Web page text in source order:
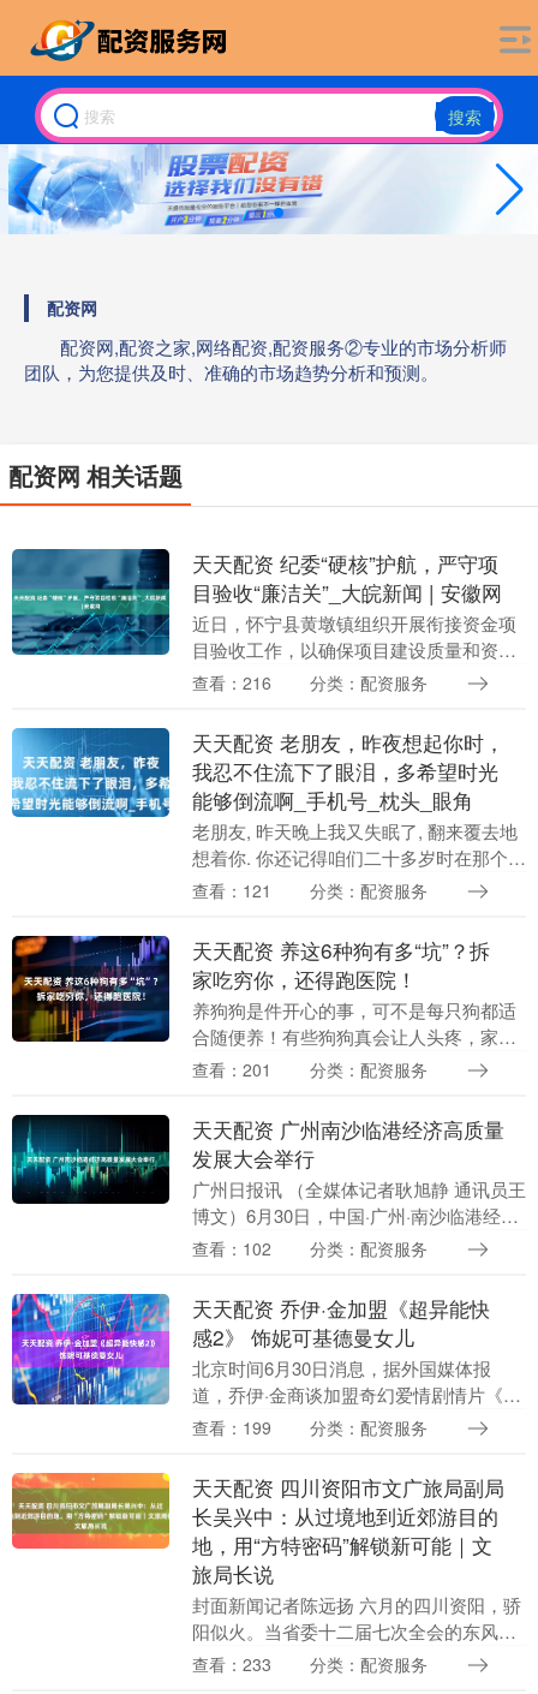
搜索
配资网
配资网,配资之家,网络配资,配资服务②专业的市场分析师
团队，为您提供及时、准确的市场趋势分析和预测。
配资网 相关话题
天天配资 纪委“硬核”护航，严守项
目验收“廉洁关”_大皖新闻 | 安徽网
近日，怀宁县黄墩镇组织开展衔接资金项
目验收工作，以确保项目建设质量和资金
使用效益。本次验收工作由分管副镇长带
与，其中镇纪委深度....
查看：216 分类：配资服务
天天配资 老朋友，昨夜想起你时，
我忍不住流下了眼泪，多希望时光
能够倒流啊_手机号_枕头_眼角
老朋友, 昨天晚上我又失眠了, 翻来覆去地
想着你. 你还记得咱们二十多岁时在那个小
饭馆里喝酒的样子吗?你总是 一杯接一杯 ,
查看：121 分类：配资服务
天天配资 养这6种狗有多“坑”？拆
家吃穷你，还得跑医院！
养狗狗是件开心的事，可不是每只狗都适
合随便养！有些狗狗真会让人头疼，家里
乱糟糟、钱包空荡荡不说，还得考验你的
惹”的狗狗，养之前....
查看：201 分类：配资服务
天天配资 广州南沙临港经济高质量
发展大会举行
广州日报讯 （全媒体记者耿旭静 通讯员王
博文）6月30日，中国·广州·南沙临港经济
高质量发展大会举办，境内外临港经济发
谋向海....
查看：102 分类：配资服务
天天配资 乔伊·金加盟《超异能快
感2》 饰妮可基德曼女儿
北京时间6月30日消息，据外国媒体报
道，乔伊·金商谈加盟奇幻爱情剧情片《超
异能快感》续集，饰演妮可·基德曼的女儿
归出演并制....
查看：199 分类：配资服务
天天配资 四川资阳市文广旅局副局
长吴兴中：从过境地到近郊游目的
地，用“方特密码”解锁新可能｜文
旅局长说
封面新闻记者陈远扬 六月的四川资阳，骄
阳似火。当省委十二届七次全会的东风拂
过巴蜀大地，一场关于文化与旅游深度融
查看：233 分类：配资服务